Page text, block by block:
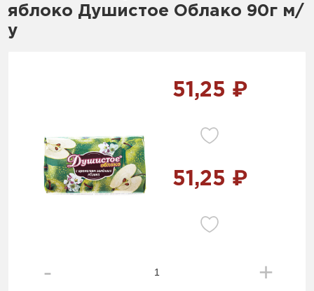
яблоко Душистое Облако 90г м/
у
51,25 ₽
51,25 ₽